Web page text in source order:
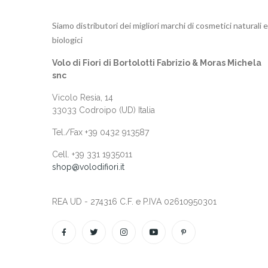
Siamo distributori dei migliori marchi di cosmetici naturali e
biologici
Volo di Fiori di Bortolotti Fabrizio & Moras Michela
snc
Vicolo Resia, 14
33033 Codroipo (UD) Italia
Tel./Fax +39 0432 913587
Cell. +‎39 331 1935011
shop@volodifiori.it
REA UD - 274316 C.F. e P.IVA 02610950301